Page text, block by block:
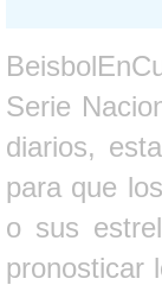
Serie
diarios,
para que
o sus
pronosticar